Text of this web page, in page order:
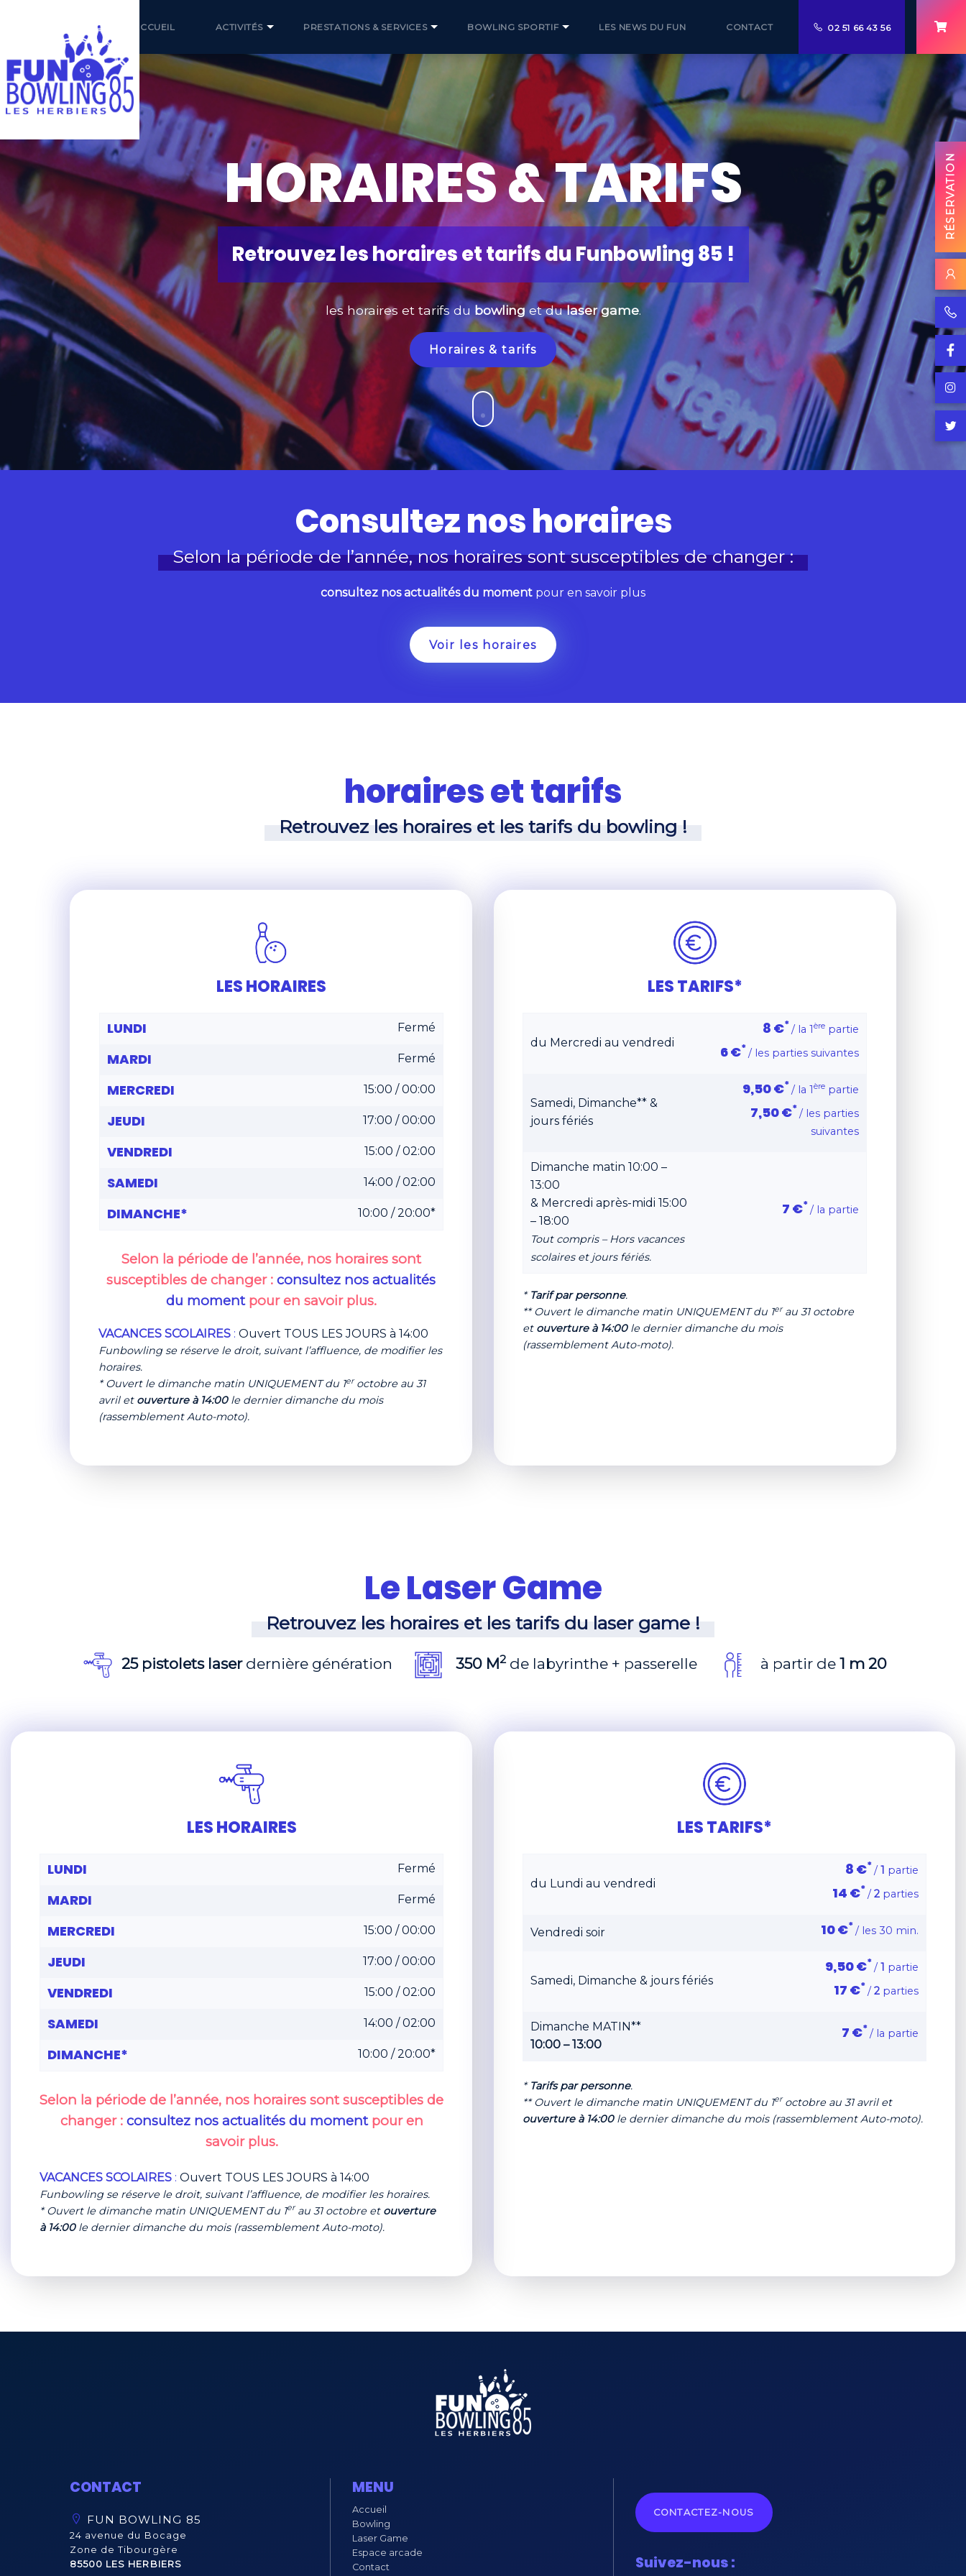
RÉSERVATION
ACCUEIL ACTIVITÉS PRESTATIONS & SERVICES BOWLING SPORTIF LES NEWS DU FUN CONTACT 02 51 66 43 56
HORAIRES & TARIFS
Retrouvez les horaires et tarifs du Funbowling 85 !
les horaires et tarifs du bowlinget dulaser game.
Horaires & tarifs
Consultez nos horaires
Selon la période de l’année, nos horaires sont susceptibles de changer :
consultez nos actualités du moment pour en savoir plus
Voir les horaires
horaires et tarifs
Retrouvez les horaires et les tarifs du bowling !
LES HORAIRES
LUNDI Fermé
MARDI Fermé
MERCREDI 15:00 / 00:00
JEUDI 17:00 / 00:00
VENDREDI 15:00 / 02:00
SAMEDI 14:00 / 02:00
DIMANCHE* 10:00 / 20:00*
Selon la période de l’année, nos horaires sont
susceptibles de changer:consultez nos actualités
du momentpour en savoir plus.
VACANCES SCOLAIRES :Ouvert TOUS LES JOURS à 14:00
Funbowling se réserve le droit, suivant l’affluence, de modifier les
horaires.
* Ouvert le dimanche matin UNIQUEMENT du 1eroctobre au 31
avril et ouverture à 14:00le dernier dimanche du mois
(rassemblement Auto-moto).
LES TARIFS*
du Mercredi au vendredi
8 €*/ la 1ère partie
6 €*/ les parties suivantes
Samedi, Dimanche** &
jours fériés
9,50 €*/ la 1ère partie
7,50 €*/ les parties
suivantes
Dimanche matin 10:00 –
13:00
& Mercredi après-midi 15:00
– 18:00
Tout compris – Hors vacances
scolaires et jours fériés.
7 €*/ la partie
* Tarif par personne.
** Ouvert le dimanche matin UNIQUEMENT du 1erau 31 octobre
et ouverture à 14:00le dernier dimanche du mois
(rassemblement Auto-moto).
Le Laser Game
Retrouvez les horaires et les tarifs du laser game !
25 pistolets laserdernière génération 350 M2de labyrinthe + passerelle à partir de 1 m 20
LES HORAIRES
LUNDI Fermé
MARDI Fermé
MERCREDI 15:00 / 00:00
JEUDI 17:00 / 00:00
VENDREDI 15:00 / 02:00
SAMEDI 14:00 / 02:00
DIMANCHE* 10:00 / 20:00*
Selon la période de l’année, nos horaires sont susceptibles de
changer: consultez nos actualités du momentpour en
savoir plus.
VACANCES SCOLAIRES : Ouvert TOUS LES JOURS à 14:00
Funbowling se réserve le droit, suivant l’affluence, de modifier les horaires.
* Ouvert le dimanche matin UNIQUEMENT du 1erau 31 octobre et ouverture
à 14:00le dernier dimanche du mois (rassemblement Auto-moto).
LES TARIFS*
du Lundi au vendredi
8 €*/1 partie
14 €*/2 parties
Vendredi soir 10 €*/ les 30 min.
Samedi, Dimanche & jours fériés
9,50 €*/1 partie
17 €*/2 parties
Dimanche MATIN**
10:00 – 13:00
7 €*/ la partie
* Tarifs par personne.
** Ouvert le dimanche matin UNIQUEMENT du 1eroctobre au 31 avril et
ouverture à 14:00le dernier dimanche du mois (rassemblement Auto-moto).
CONTACT
FUN BOWLING 85
24 avenue du Bocage
Zone de Tibourgère
85500 LES HERBIERS
MENU
Accueil
Bowling
Laser Game
Espace arcade
Contact
CONTACTEZ-NOUS
Suivez-nous :